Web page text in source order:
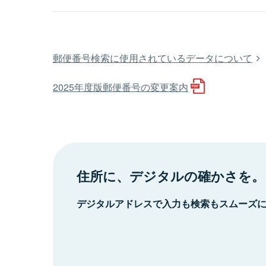
郵便番号検索に使用されているデータについて
2025年度版郵便番号の変更案内
住所に、デジタルの確かさを。
デジタルアドレスで入力も検索もスムーズ